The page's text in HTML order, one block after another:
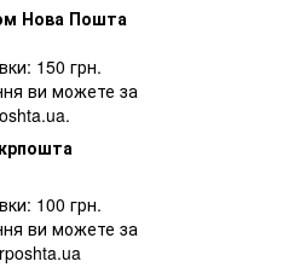
Нова Пошта
150 грн.
ви можете за
100 грн.
ви можете за